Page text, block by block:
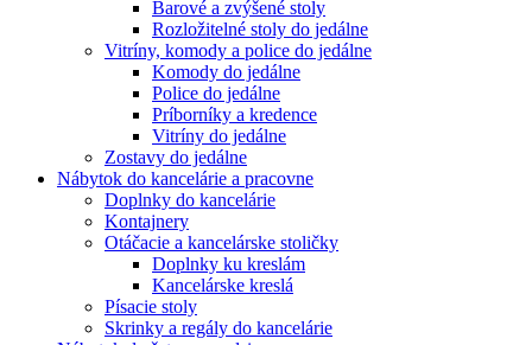
Barové a zvýšené stoly
Rozložitelné stoly do jedálne
Vitríny, komody a police do jedálne
Komody do jedálne
Police do jedálne
Príborníky a kredence
Vitríny do jedálne
Zostavy do jedálne
Nábytok do kancelárie a pracovne
Doplnky do kancelárie
Kontajnery
Otáčacie a kancelárske stoličky
Doplnky ku kreslám
Kancelárske kreslá
Písacie stoly
Skrinky a regály do kancelárie